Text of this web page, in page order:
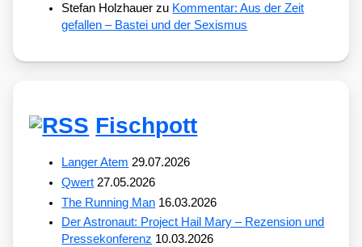
Stefan Holzhauer zu Kommentar: Aus der Zeit
gefallen – Bastei und der Sexismus
Fischpott
Langer Atem 29.07.2026
Qwert 27.05.2026
The Running Man 16.03.2026
Der Astronaut: Project Hail Mary – Rezension und
Pressekonferenz 10.03.2026